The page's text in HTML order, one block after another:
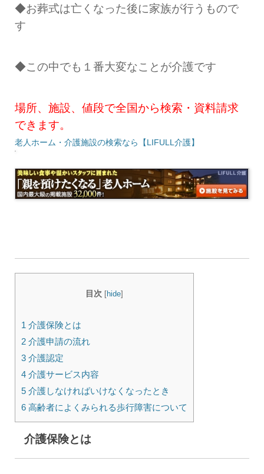
◆お葬式は亡くなった後に家族が行うもので
す
◆この中でも１番大変なことが介護です
場所、施設、値段で全国から検索・資料請求
できます。
老人ホーム・介護施設の検索なら【LIFULL介護】
目次 [hide]
1 介護保険とは
2 介護申請の流れ
3 介護認定
4 介護サービス内容
5 介護しなければいけなくなったとき
6 高齢者によくみられる歩行障害について
介護保険とは